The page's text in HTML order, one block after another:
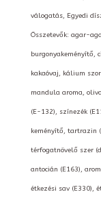
válogatás, Egyedi
Összetevők: agar-
burgonyakeményítő,
kakaóvaj, kálium
mandula aroma,
(E-132), színezék
keményítő, tartrazin
térfogatnövelő szer
antocián (E163),
étkezési sav (E330),